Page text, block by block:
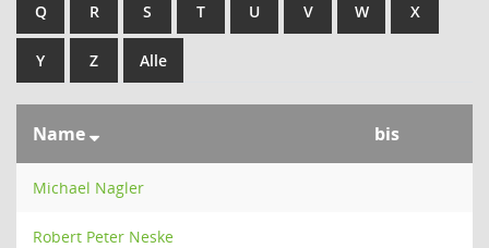
Q R S T U V W X
Y Z Alle
Name bis
Michael Nagler
Robert Peter Neske